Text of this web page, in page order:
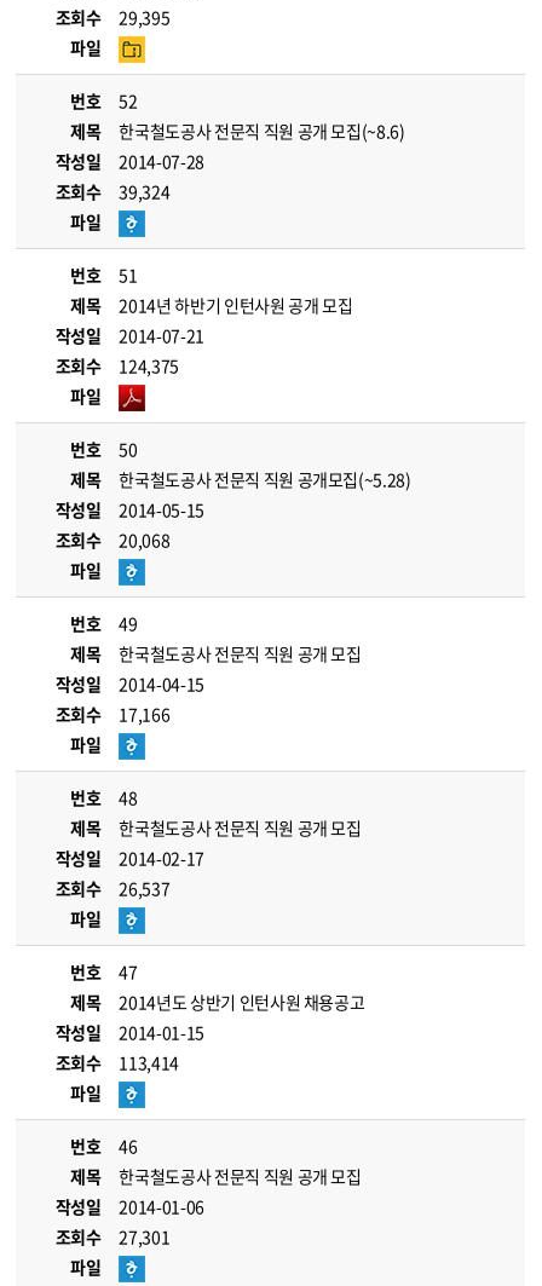
조회수
29,395
파일
번호
52
제목
한국철도공사 전문직 직원 공개 모집(~8.6)
작성일
2014-07-28
조회수
39,324
파일
번호
51
제목
2014년 하반기 인턴사원 공개 모집
작성일
2014-07-21
조회수
124,375
파일
번호
50
제목
한국철도공사 전문직 직원 공개모집(~5.28)
작성일
2014-05-15
조회수
20,068
파일
번호
49
제목
한국철도공사 전문직 직원 공개 모집
작성일
2014-04-15
조회수
17,166
파일
번호
48
제목
한국철도공사 전문직 직원 공개 모집
작성일
2014-02-17
조회수
26,537
파일
번호
47
제목
2014년도 상반기 인턴사원 채용공고
작성일
2014-01-15
조회수
113,414
파일
번호
46
제목
한국철도공사 전문직 직원 공개 모집
작성일
2014-01-06
조회수
27,301
파일